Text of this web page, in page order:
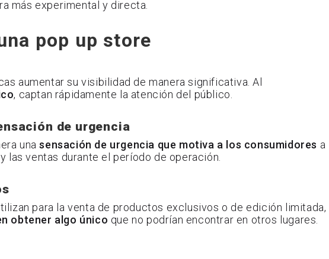
más experimental y directa.
pop up store
aumentar su visibilidad de manera significativa. Al
, captan rápidamente la atención del público.
de urgencia
unasensación de urgencia que motiva a los consumidores a
las ventas durante el período de operación.
para la venta de productos exclusivos o de edición limitada,
obtener algo único que no podrían encontrar en otros lugares.